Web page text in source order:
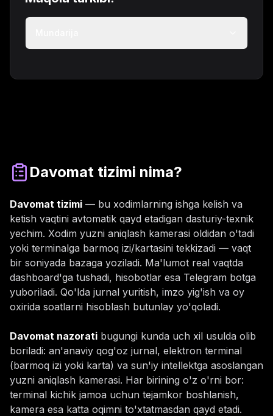
Davomat tizimi nima?
Davomat tizimi — bu xodimlarning ishga kelish va
ketish vaqtini avtomatik qayd etadigan dasturiy-texnik
yechim. Xodim yuzni aniqlash kamerasi oldidan o'tadi
yoki terminalga barmoq izi/kartasini tekkizadi — vaqt
bir soniyada bazaga yoziladi. Ma'lumot real vaqtda
dashboard'ga tushadi, hisobotlar esa Telegram botga
yuboriladi. Qo'lda jurnal yuritish, imzo yig'ish va oy
oxirida soatlarni hisoblash butunlay yo'qoladi.
Davomat nazorati bugungi kunda uch xil usulda olib
boriladi: an'anaviy qog'oz jurnal, elektron terminal
(barmoq izi yoki karta) va sun'iy intellektga asoslangan
yuzni aniqlash kamerasi. Har birining o'z o'rni bor:
terminal kichik jamoa uchun tejamkor boshlanish,
kamera esa katta oqimni to'xtatmasdan qayd etadi.